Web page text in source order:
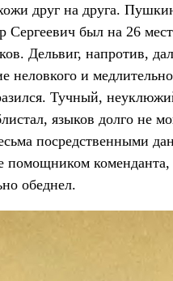
друг на друга.
был на 26
Дельвиг, напротив,
неловкого и
Тучный,
языков долго не
посредственными
коменданта,
обеднел.